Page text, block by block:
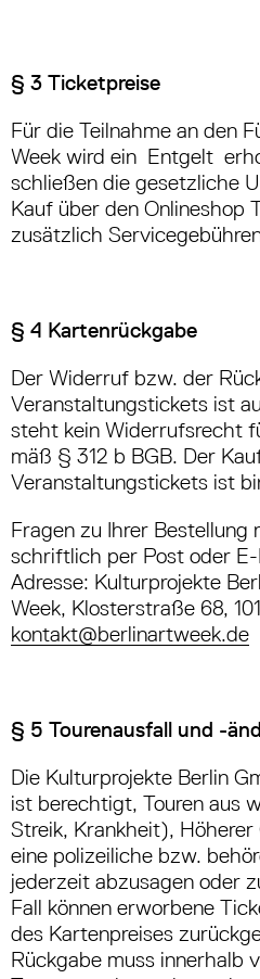
§ 3 Ticketpreise
Für die Teilnahme an den
Week wird ein Entgelt
schließen die gesetzliche
Kauf über den Onlineshop
zusätzlich
§ 4 Kartenrückgabe
Der Widerruf bzw. der
Veranstaltungstickets ist
steht kein Widerrufsrecht
mäß § 312 b BGB. Der
Veranstaltungstickets ist
Fragen zu Ihrer Bestellung
schriftlich per Post oder
Adresse: Kulturprojekte
Week, Klosterstraße 68,
kontakt@berlinartweek.de
§ 5 Tourenausfall und -
Die Kulturprojekte Berlin
ist berechtigt, Touren aus
Streik, Krankheit),
eine polizeiliche bzw.
jederzeit abzusagen o­der
Fall können erwor­bene
des Kar­tenpreises
Rück­gabe muss innerhalb